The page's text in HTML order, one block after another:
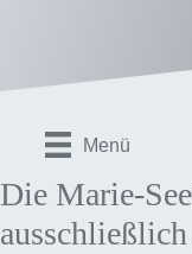
Menü
Die Marie-